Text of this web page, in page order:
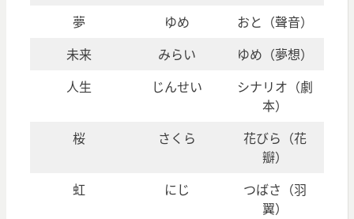
夢
ゆめ
おと（聲音）
未来
みらい
ゆめ（夢想）
人生
じんせい
シナリオ（劇
本）
桜
さくら
花びら（花
瓣）
虹
にじ
つばさ（羽
翼）